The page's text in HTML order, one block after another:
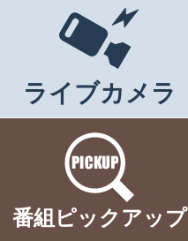
ライブカメラ
番組ピックアップ